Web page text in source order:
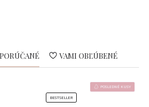
VAMI OBĽÚBENÉ
BESTSELLER
POSLEDNÉ KUSY